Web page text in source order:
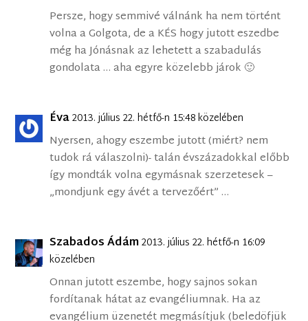
Persze, hogy semmivé válnánk ha nem történt
volna a Golgota, de a KÉS hogy jutott eszedbe
még ha Jónásnak az lehetett a szabadulás
gondolata … aha egyre közelebb járok 🙂
Éva2013. július 22. hétfő-n 15:48 közelében
Nyersen, ahogy eszembe jutott (miért? nem
tudok rá válaszolni)- talán évszázadokkal előbb
így mondták volna egymásnak szerzetesek –
„mondjunk egy ávét a tervezőért” …
Szabados Ádám2013. július 22. hétfő-n 16:09
közelében
Onnan jutott eszembe, hogy sajnos sokan
fordítanak hátat az evangéliumnak. Ha az